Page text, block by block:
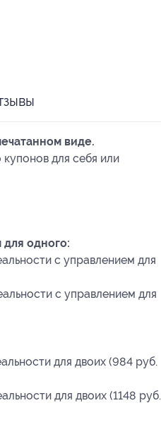
виде.
для себя или
одного:
с управлением для
с управлением для
для двоих (984 руб.
для двоих (1148 руб.